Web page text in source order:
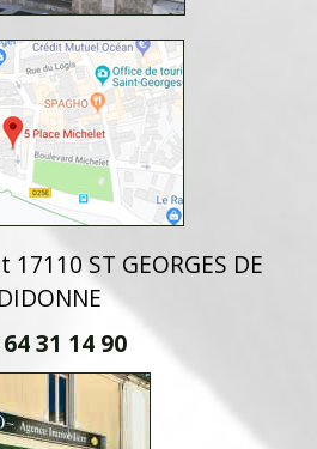
ST GEORGES DE
DIDONNE
31 14 90